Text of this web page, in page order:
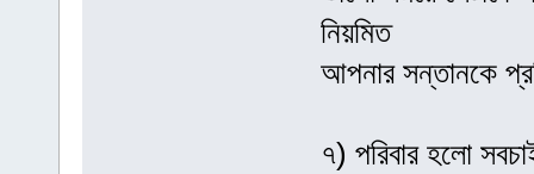
নিয়মিত
আপনার সন্তানকে
৭) পরিবার হলো